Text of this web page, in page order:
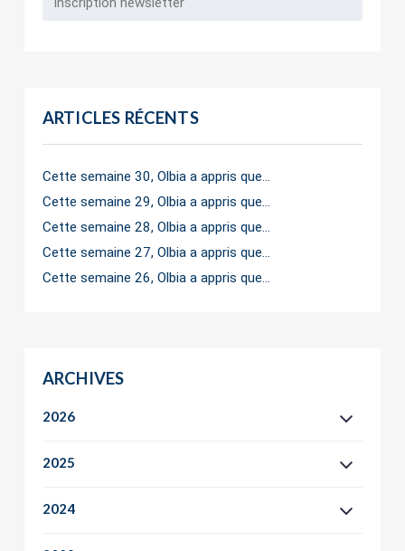
ARTICLES RÉCENTS
Cette semaine 30, Olbia a appris que…
Cette semaine 29, Olbia a appris que…
Cette semaine 28, Olbia a appris que…
Cette semaine 27, Olbia a appris que…
Cette semaine 26, Olbia a appris que…
ARCHIVES
2026
2025
2024